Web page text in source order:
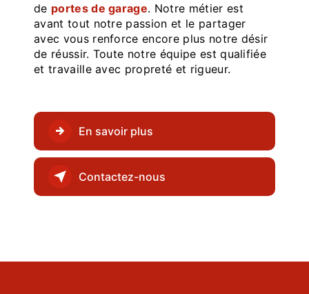
de portes de garage. Notre métier est
avant tout notre passion et le partager
avec vous renforce encore plus notre désir
de réussir. Toute notre équipe est qualifiée
et travaille avec propreté et rigueur.
En savoir plus
Contactez-nous